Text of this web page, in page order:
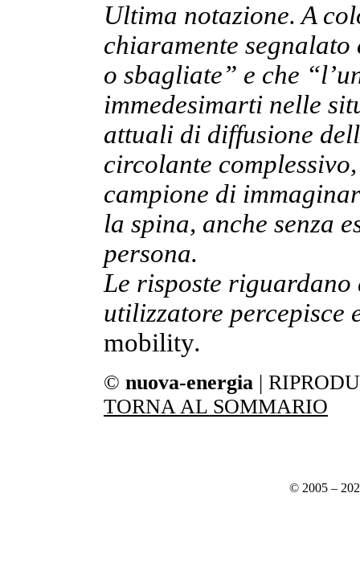
Ultima notazione. A
chiaramente
o sbagliate” e che
immedesimarti nelle
attuali di diffusione
circolante
campione di
la spina, anche senza
persona.
Le risposte
utilizzatore percepisce
mobility.
© nuova-energia |
TORNA AL SOMMARIO
© 2005 –